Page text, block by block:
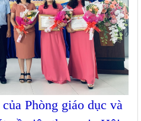
Phòng giáo dục và